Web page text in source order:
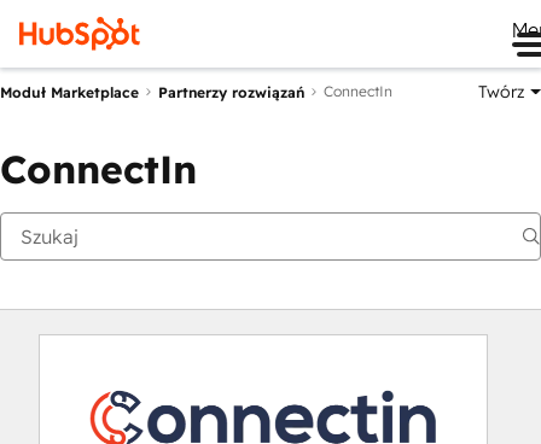
Moduł Marketplace Partnerzy rozwiązań ConnectIn Twórz
ConnectIn